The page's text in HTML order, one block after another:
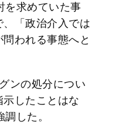
を求めていた事
「政治介入では
われる事態へと
ンの処分につい
したことはな
した。